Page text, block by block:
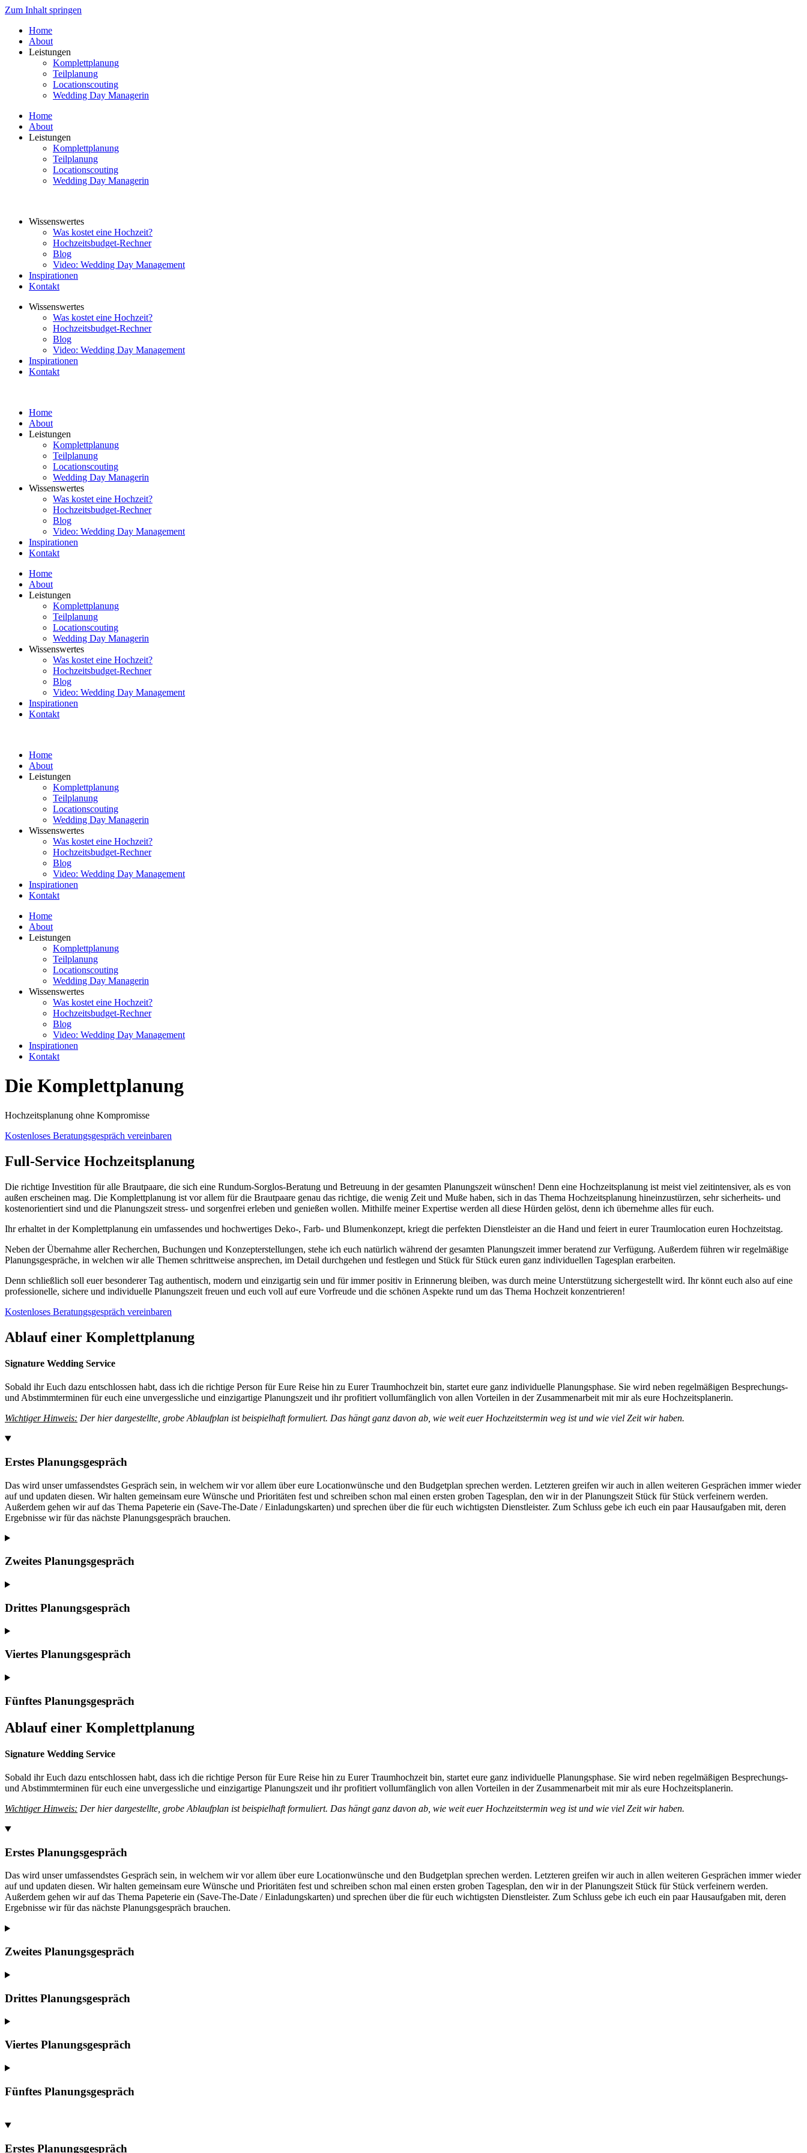
Zum Inhalt springen
Home
About
Leistungen
Komplettplanung
Teilplanung
Locationscouting
Wedding Day Managerin
Home
About
Leistungen
Komplettplanung
Teilplanung
Locationscouting
Wedding Day Managerin
Wissenswertes
Was kostet eine Hochzeit?
Hochzeitsbudget-Rechner
Blog
Video: Wedding Day Management
Inspirationen
Kontakt
Wissenswertes
Was kostet eine Hochzeit?
Hochzeitsbudget-Rechner
Blog
Video: Wedding Day Management
Inspirationen
Kontakt
Home
About
Leistungen
Komplettplanung
Teilplanung
Locationscouting
Wedding Day Managerin
Wissenswertes
Was kostet eine Hochzeit?
Hochzeitsbudget-Rechner
Blog
Video: Wedding Day Management
Inspirationen
Kontakt
Home
About
Leistungen
Komplettplanung
Teilplanung
Locationscouting
Wedding Day Managerin
Wissenswertes
Was kostet eine Hochzeit?
Hochzeitsbudget-Rechner
Blog
Video: Wedding Day Management
Inspirationen
Kontakt
Home
About
Leistungen
Komplettplanung
Teilplanung
Locationscouting
Wedding Day Managerin
Wissenswertes
Was kostet eine Hochzeit?
Hochzeitsbudget-Rechner
Blog
Video: Wedding Day Management
Inspirationen
Kontakt
Home
About
Leistungen
Komplettplanung
Teilplanung
Locationscouting
Wedding Day Managerin
Wissenswertes
Was kostet eine Hochzeit?
Hochzeitsbudget-Rechner
Blog
Video: Wedding Day Management
Inspirationen
Kontakt
Die Komplett­planung
Hochzeitsplanung ohne Kompromisse
Kostenloses Beratungsgespräch vereinbaren
Full-Service Hochzeitsplanung
Die richtige Investition für alle Brautpaare, die sich eine Rundum-Sorglos-Beratung und Betreuung in der gesamten Planungszeit wünschen! Denn eine Hochzeitsplanung ist meist viel zeitintensiver, als es von
außen erscheinen mag. Die Komplettplanung ist vor allem für die Brautpaare genau das richtige, die wenig Zeit und Muße haben, sich in das Thema Hochzeitsplanung hineinzustürzen, sehr sicherheits- und
kostenorientiert sind und die Planungszeit stress- und sorgenfrei erleben und genießen wollen. Mithilfe meiner Expertise werden all diese Hürden gelöst, denn ich übernehme alles für euch.
Ihr erhaltet in der Komplettplanung ein umfassendes und hochwertiges Deko-, Farb- und Blumenkonzept, kriegt die perfekten Dienstleister an die Hand und feiert in eurer Traumlocation euren Hochzeitstag.
Neben der Übernahme aller Recherchen, Buchungen und Konzepterstellungen, stehe ich euch natürlich während der gesamten Planungszeit immer beratend zur Verfügung. Außerdem führen wir regelmäßige
Planungsgespräche, in welchen wir alle Themen schrittweise ansprechen, im Detail durchgehen und festlegen und Stück für Stück euren ganz individuellen Tagesplan erarbeiten.
Denn schließlich soll euer besonderer Tag authentisch, modern und einzigartig sein und für immer positiv in Erinnerung bleiben, was durch meine Unterstützung sichergestellt wird. Ihr könnt euch also auf eine
professionelle, sichere und individuelle Planungszeit freuen und euch voll auf eure Vorfreude und die schönen Aspekte rund um das Thema Hochzeit konzentrieren!
Kostenloses Beratungsgespräch vereinbaren
Ablauf einer Komplettplanung
Signature Wedding Service
Sobald ihr Euch dazu entschlossen habt, dass ich die richtige Person für Eure Reise hin zu Eurer Traumhochzeit bin, startet eure ganz individuelle Planungsphase. Sie wird neben regelmäßigen Besprechungs-
und Abstimmterminen für euch eine unvergessliche und einzigartige Planungszeit und ihr profitiert vollumfänglich von allen Vorteilen in der Zusammenarbeit mit mir als eure Hochzeitsplanerin.
Wichtiger Hinweis: Der hier dargestellte, grobe Ablaufplan ist beispielhaft formuliert. Das hängt ganz davon ab, wie weit euer Hochzeitstermin weg ist und wie viel Zeit wir haben.
Erstes Planungsgespräch
Das wird unser umfassendstes Gespräch sein, in welchem wir vor allem über eure Locationwünsche und den Budgetplan sprechen werden. Letzteren greifen wir auch in allen weiteren Gesprächen immer wieder
auf und updaten diesen. Wir halten gemeinsam eure Wünsche und Prioritäten fest und schreiben schon mal einen ersten groben Tagesplan, den wir in der Planungszeit Stück für Stück verfeinern werden.
Außerdem gehen wir auf das Thema Papeterie ein (Save-The-Date / Einladungskarten) und sprechen über die für euch wichtigsten Dienstleister. Zum Schluss gebe ich euch ein paar Hausaufgaben mit, deren
Ergebnisse wir für das nächste Planungsgespräch brauchen.
Zweites Planungsgespräch
Drittes Planungsgespräch
Viertes Planungsgespräch
Fünftes Planungsgespräch
Ablauf einer Komplettplanung
Signature Wedding Service
Sobald ihr Euch dazu entschlossen habt, dass ich die richtige Person für Eure Reise hin zu Eurer Traumhochzeit bin, startet eure ganz individuelle Planungsphase. Sie wird neben regelmäßigen Besprechungs-
und Abstimmterminen für euch eine unvergessliche und einzigartige Planungszeit und ihr profitiert vollumfänglich von allen Vorteilen in der Zusammenarbeit mit mir als eure Hochzeitsplanerin.
Wichtiger Hinweis: Der hier dargestellte, grobe Ablaufplan ist beispielhaft formuliert. Das hängt ganz davon ab, wie weit euer Hochzeitstermin weg ist und wie viel Zeit wir haben.
Erstes Planungsgespräch
Das wird unser umfassendstes Gespräch sein, in welchem wir vor allem über eure Locationwünsche und den Budgetplan sprechen werden. Letzteren greifen wir auch in allen weiteren Gesprächen immer wieder
auf und updaten diesen. Wir halten gemeinsam eure Wünsche und Prioritäten fest und schreiben schon mal einen ersten groben Tagesplan, den wir in der Planungszeit Stück für Stück verfeinern werden.
Außerdem gehen wir auf das Thema Papeterie ein (Save-The-Date / Einladungskarten) und sprechen über die für euch wichtigsten Dienstleister. Zum Schluss gebe ich euch ein paar Hausaufgaben mit, deren
Ergebnisse wir für das nächste Planungsgespräch brauchen.
Zweites Planungsgespräch
Drittes Planungsgespräch
Viertes Planungsgespräch
Fünftes Planungsgespräch
Erstes Planungsgespräch